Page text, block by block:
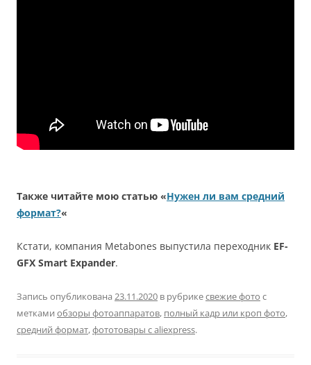
Также читайте мою статью «Нужен ли вам средний
формат?«
Кстати, компания Metabones выпустила переходник EF-
GFX Smart Expander.
Запись опубликована 23.11.2020 в рубрикесвежие фото с
метками обзоры фотоаппаратов, полный кадр или кроп фото,
средний формат,фототовары с aliexpress.